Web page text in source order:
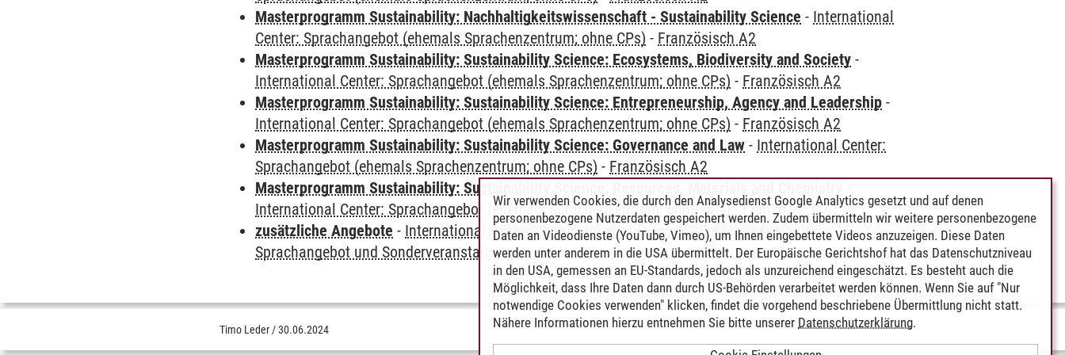
Masterprogramm Sustainability: Nachhaltigkeitswissenschaft - Sustainability Science - International
Center: Sprachangebot (ehemals Sprachenzentrum; ohne CPs) - Französisch A2
Masterprogramm Sustainability: Sustainability Science: Ecosystems, Biodiversity and Society -
International Center: Sprachangebot (ehemals Sprachenzentrum; ohne CPs) - Französisch A2
Masterprogramm Sustainability: Sustainability Science: Entrepreneurship, Agency and Leadership -
International Center: Sprachangebot (ehemals Sprachenzentrum; ohne CPs) - Französisch A2
Masterprogramm Sustainability: Sustainability Science: Governance and Law - International Center:
Sprachangebot (ehemals Sprachenzentrum; ohne CPs) - Französisch A2
Masterprogramm Sustainability: Sustainability Science: Resources, Materials and Chemistry
International Center: Sprachangebot (ehemals Sprachenzentrum; ohne CPs)-Französisch A2
zusätzliche Angebote - International Center: Sprachangebot (ehemals Sprachenzentrum)-
Sprachangebot und Sonderveranstaltungen
Timo Leder /30.06.2024
Wir verwenden Cookies, die durch den Analysedienst Google Analytics gesetzt und auf denen
personenbezogene Nutzerdaten gespeichert werden. Zudem übermitteln wir weitere personenbezogene
Daten an Videodienste (YouTube, Vimeo), um Ihnen eingebettete Videos anzuzeigen. Diese Daten
werden unter anderem in die USA übermittelt. Der Europäische Gerichtshof hat das Datenschutzniveau
in den USA, gemessen an EU-Standards, jedoch als unzureichend eingeschätzt. Es besteht auch die
Möglichkeit, dass Ihre Daten dann durch US-Behörden verarbeitet werden können. Wenn Sie auf "Nur
notwendige Cookies verwenden" klicken, findet die vorgehend beschriebene Übermittlung nicht statt.
Nähere Informationen hierzu entnehmen Sie bitte unserer Datenschutzerklärung.